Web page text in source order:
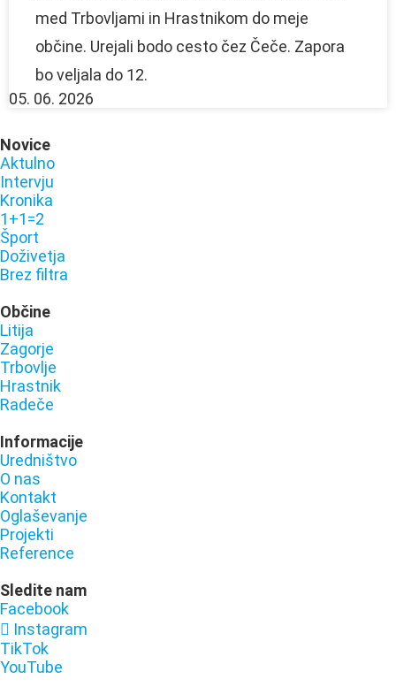
med Trbovljami in Hrastnikom do meje
občine. Urejali bodo cesto čez Čeče. Zapora
bo veljala do 12.
05. 06. 2026
Novice
Aktulno
Intervju
Kronika
1+1=2
Šport
Doživetja
Brez filtra
Občine
Litija
Zagorje
Trbovlje
Hrastnik
Radeče
Informacije
Uredništvo
O nas
Kontakt
Oglaševanje
Projekti
Reference
Sledite nam
Facebook
Instagram
TikTok
YouTube